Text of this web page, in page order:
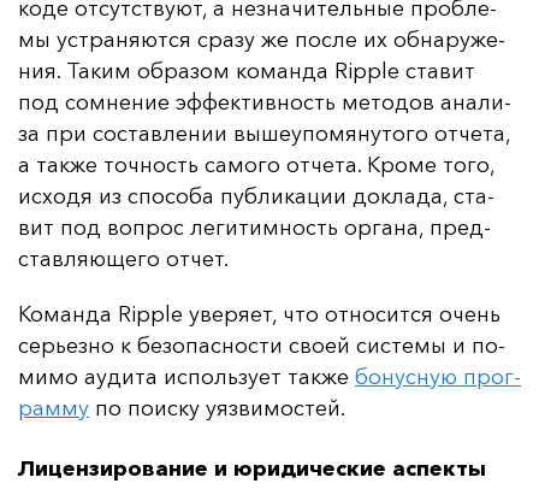
ко­де от­сутс­тву­ют, а нез­на­чи­тель­ные проб­ле­
мы ус­тра­ня­ют­ся сра­зу же пос­ле их об­на­ру­же­
ния. Та­ким об­ра­зом ко­ман­да Ripple ста­вит
под сом­не­ние эф­фек­тив­ность ме­то­дов ана­ли­
за при сос­тав­ле­нии вы­ше­упо­мя­ну­то­го от­че­та,
а так­же точ­ность са­мо­го от­че­та. Кро­ме то­го,
ис­хо­дя из спо­со­ба пуб­ли­ка­ции док­ла­да, ста­
вит под воп­рос ле­ги­тим­ность ор­га­на, пред­
став­ля­юще­го от­чет.
Ко­ман­да Ripple уве­ря­ет, что от­но­сит­ся очень
серь­ез­но к бе­зо­пас­нос­ти сво­ей сис­те­мы и по­
ми­мо а­уди­та ис­поль­зу­ет так­же бо­нус­ную прог­
рам­му по по­ис­ку у­яз­ви­мос­тей.
Лицензирование и юридические аспекты